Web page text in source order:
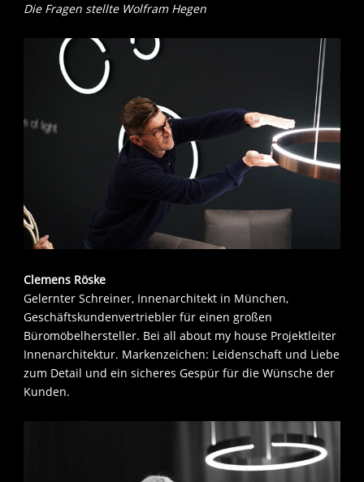
Die Fragen stellte Wolfram Hegen
Clemens Röske
Gelernter Schreiner, Innenarchitekt in München,
Geschäftskundenvertriebler für einen großen
Büromöbelhersteller. Bei all about my house Projektleiter
Innenarchitektur. Markenzeichen: Leidenschaft und Liebe
zum Detail und ein sicheres Gespür für die Wünsche der
Kunden.